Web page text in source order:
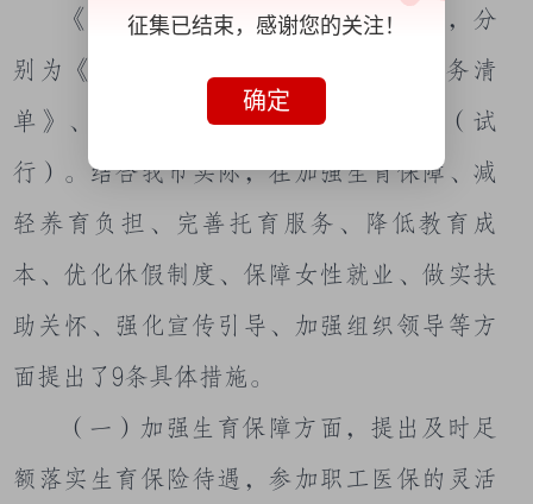
《工作举措》共分正文及两个附件，分
别为《积极生育支持政策重点工作任务清
单》、《六安市生育补贴实施方案》（试
行）。结合我市实际，在加强生育保障、减
轻养育负担、完善托育服务、降低教育成
本、优化休假制度、保障女性就业、做实扶
助关怀、强化宣传引导、加强组织领导等方
面提出了 9条具体措施。
（一）加强生育保障方面，提出及时足
额落实生育保险待遇，参加职工医保的灵活
征集已结束，感谢您的关注！
确定